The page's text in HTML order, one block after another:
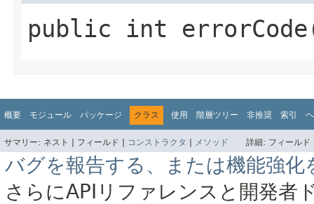
public int errorCode
概要 モジュール パッケージ クラス 使用 階層ツリー 非推奨 索引
サマリー: ネスト | フィールド | コンストラクタ | メソッド 詳細: フィール
バグを報告する、または機能強化
さらにAPIリファレンスと開発者